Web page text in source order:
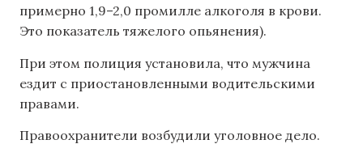
примерно 1,9–2,0 промилле алкоголя в крови.
Это показатель тяжелого опьянения).
При этом полиция установила, что мужчина
ездит с приостановленными водительскими
правами.
Правоохранители возбудили уголовное дело.